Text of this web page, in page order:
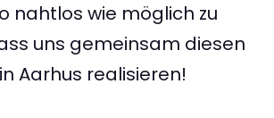
nahtlos wie möglich zu
uns gemeinsam diesen
Aarhus realisieren!